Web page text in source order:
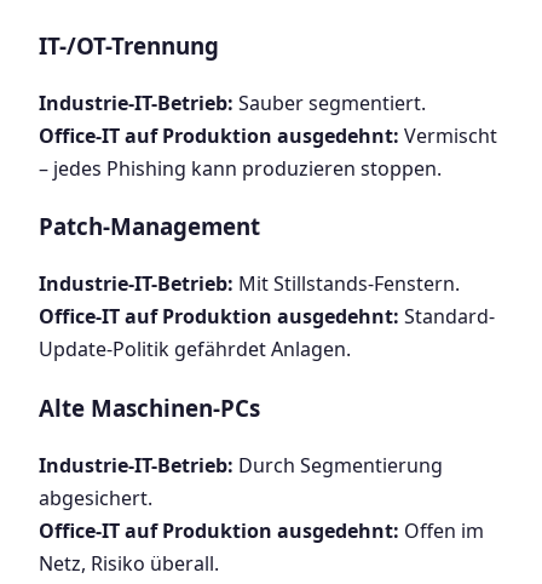
IT-/OT-Trennung
Industrie-IT-Betrieb: Sauber segmentiert.
Office-IT auf Produktion ausgedehnt: Vermischt
– jedes Phishing kann produzieren stoppen.
Patch-Management
Industrie-IT-Betrieb: Mit Stillstands-Fenstern.
Office-IT auf Produktion ausgedehnt: Standard-
Update-Politik gefährdet Anlagen.
Alte Maschinen-PCs
Industrie-IT-Betrieb: Durch Segmentierung
abgesichert.
Office-IT auf Produktion ausgedehnt: Offen im
Netz, Risiko überall.